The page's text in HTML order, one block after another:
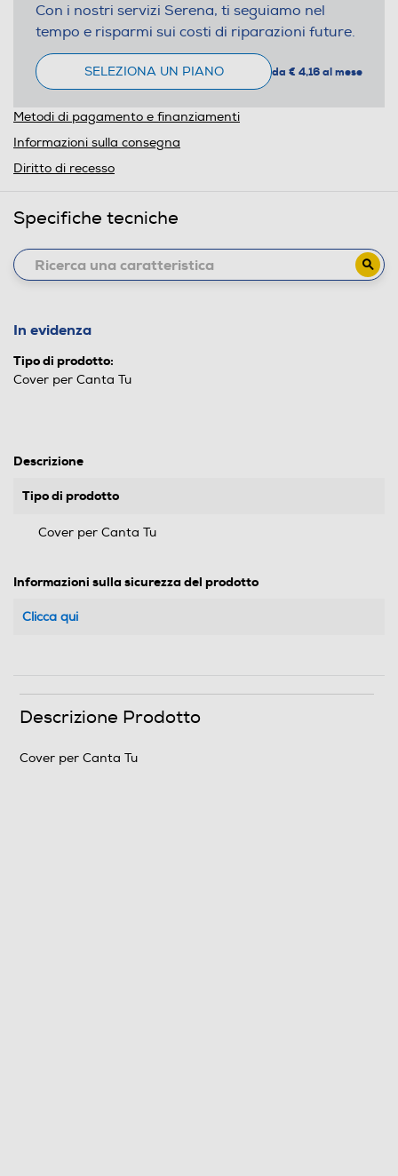
Con i nostri servizi Serena, ti seguiamo nel
tempo e risparmi sui costi di riparazioni future.
SELEZIONA UN PIANO da € 4,16 al mese
Metodi di pagamento e finanziamenti
Informazioni sulla consegna
Diritto di recesso
Specifiche tecniche
In evidenza
Tipo di prodotto:
Cover per Canta Tu
Descrizione
Tipo di prodotto
Cover per Canta Tu
Informazioni sulla sicurezza del prodotto
Clicca qui
Descrizione Prodotto
Cover per Canta Tu